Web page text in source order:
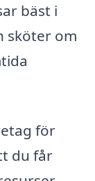
bäst i
sköter om
för
du får